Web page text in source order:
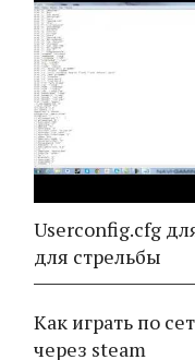
Userconfig.cfg
для стрельбы
Как играть по
через steam